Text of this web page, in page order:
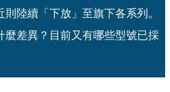
陸續「下放」至旗下各系列。
麼差異？目前又有哪些型號已採